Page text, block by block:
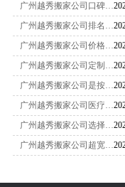
广州越秀搬家公司口碑排行电话曝光员工从业年限统计
广州越秀搬家公司排名前五电话老城区搬家攻略
广州越秀搬家公司价格实惠电话查询！这家因透明报价出圈
广州越秀搬家公司定制化方案
广州越秀搬家公司是按件收费吗
广州越秀搬家公司医疗器械怎么搬
广州越秀搬家公司选择哪家更放心
广州越秀搬家公司超宽设备怎么搬